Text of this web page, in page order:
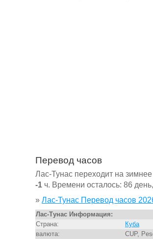
Перевод часов
Лас-Тунас переходит на
-1 ч. Времени осталось: 86
» Лас-Тунас Перевод часов
Лас-Тунас Информация:
Страна:
Куба
валюта:
CUP,